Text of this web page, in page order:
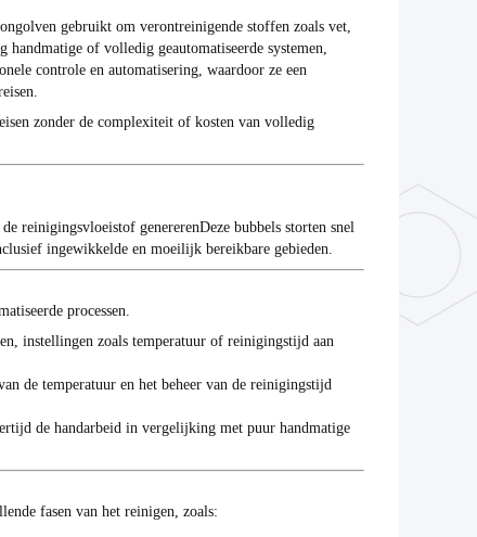
gebruikt om verontreinigende stoffen zoals vet,
of volledig geautomatiseerde systemen,
controle en automatisering, waardoor ze een
zonder de complexiteit of kosten van volledig
reinigingsvloeistof genererenDeze bubbels storten snel
ingewikkelde en moeilijk bereikbare gebieden.
processen.
instellingen zoals temperatuur of reinigingstijd aan
de temperatuur en het beheer van de reinigingstijd
de handarbeid in vergelijking met puur handmatige
fasen van het reinigen, zoals: